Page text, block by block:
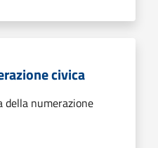
civica
della numerazione